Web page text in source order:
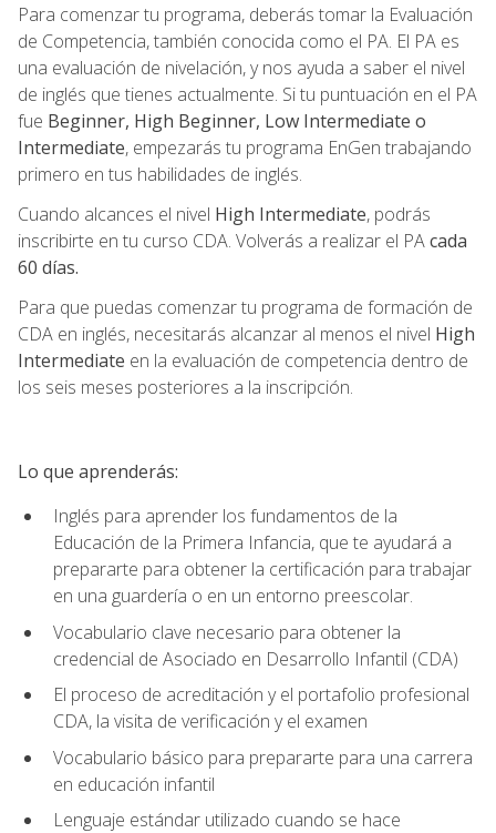
Para comenzar tu programa, deberás tomar la Evaluación
de Competencia, también conocida como el PA. El PA es
una evaluación de nivelación, y nos ayuda a saber el nivel
de inglés que tienes actualmente. Si tu puntuación en el PA
fue Beginner, High Beginner, Low Intermediate o
Intermediate, empezarás tu programa EnGen trabajando
primero en tus habilidades de inglés.
Cuando alcances el nivel High Intermediate, podrás
inscribirte en tu curso CDA. Volverás a realizar el PAcada
60 días.
Para que puedas comenzar tu programa de formación de
CDA en inglés, necesitarás alcanzar al menos el nivel High
Intermediate en la evaluación de competencia dentro de
los seis meses posteriores a la inscripción.
Lo que aprenderás:
Inglés para aprender los fundamentos de la
Educación de la Primera Infancia, que te ayudará a
prepararte para obtener la certificación para trabajar
en una guardería o en un entorno preescolar.
Vocabulario clave necesario para obtener la
credencial de Asociado en Desarrollo Infantil (CDA)
El proceso de acreditación y el portafolio profesional
CDA, la visita de verificación y el examen
Vocabulario básico para prepararte para una carrera
en educación infantil
Lenguaje estándar utilizado cuando se hace